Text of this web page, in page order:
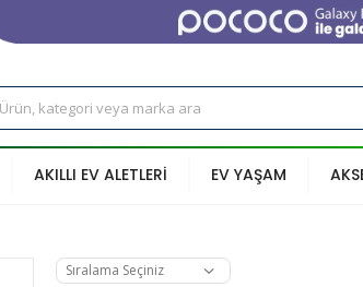
AKILLI EV ALETLERİ EV YAŞAM